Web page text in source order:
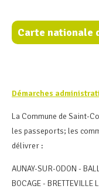
Carte nationale
Démarches
La Commune de Saint-
les passeports; les
délivrer :
AUNAY-SUR-ODON -
BOCAGE - BRETTEVILLE